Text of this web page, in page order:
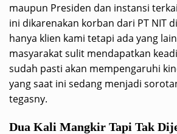
maupun Presiden dan instansi
ini dikarenakan korban dari PT NIT
hanya klien kami tetapi ada yang
masyarakat sulit mendapatkan
sudah pasti akan mempengaruhi
yang saat ini sedang menjadi
tegasny.
Dua Kali Mangkir Tapi Tak